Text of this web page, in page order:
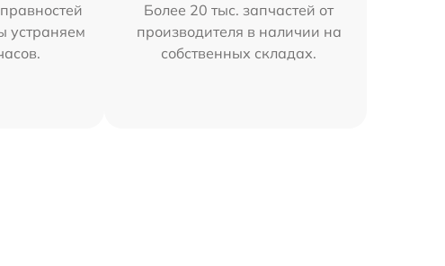
устраняем
Более 20 тыс. запчастей от
производителя в наличии на
собственных складах.